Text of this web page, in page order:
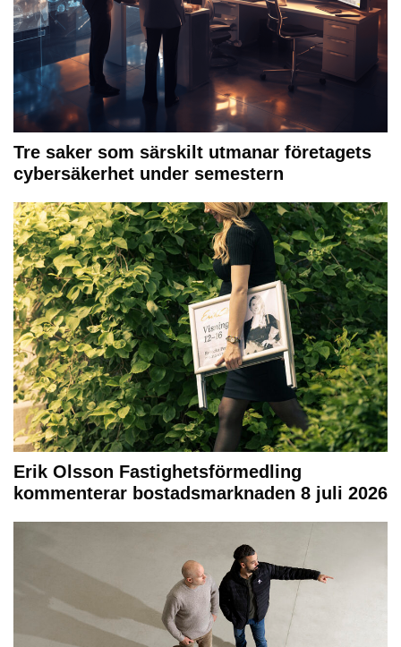
Tre saker som särskilt utmanar företagets
cybersäkerhet under semestern
Erik Olsson Fastighetsförmedling
kommenterar bostadsmarknaden 8 juli 2026